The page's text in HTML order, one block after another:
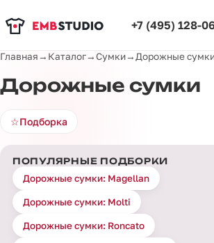
+7 (495) 128-
Главная→ Каталог→Сумки→ Дорожные
Дорожные сумки
☆Подборка
ПОПУЛЯРНЫЕ ПОДБОРКИ
Дорожные сумки: Magellan
Дорожные сумки: Molti
Дорожные сумки: Roncato